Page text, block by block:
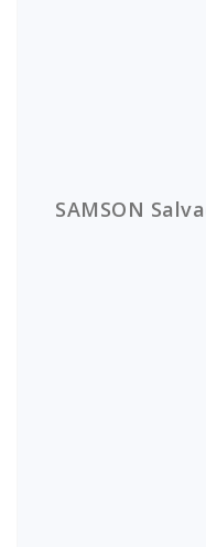
SAMSON